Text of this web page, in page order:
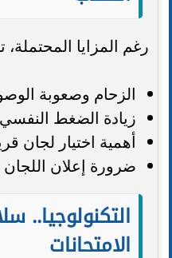
رغم المزايا
الزحام وصعوبة
زيادة الضغط
أهمية اختيار لجان
ضرورة إعلان اللجان
التكنولوجيا..
الامتحانات